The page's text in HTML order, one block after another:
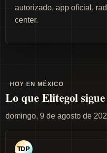
autorizado, app oficial,
center.
HOY EN MÉXICO
Lo que Elitegol
domingo, 9 de agosto de
TDP